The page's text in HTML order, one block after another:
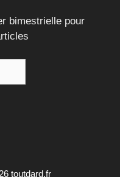
bimestrielle pour
toutdard.fr